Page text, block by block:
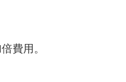
費用。